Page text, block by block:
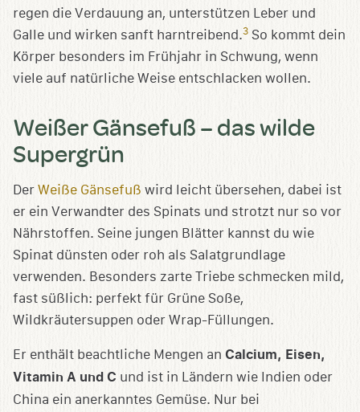
regen die Verdauung an, unterstützen Leber und
Galle und wirken sanft harntreibend.3 So kommt dein
Körper besonders im Frühjahr in Schwung, wenn
viele auf natürliche Weise entschlacken wollen.
Weißer Gänsefuß – das wilde
Supergrün
Der Weiße Gänsefuß wird leicht übersehen, dabei ist
er ein Verwandter des Spinats und strotzt nur so vor
Nährstoffen. Seine jungen Blätter kannst du wie
Spinat dünsten oder roh als Salatgrundlage
verwenden. Besonders zarte Triebe schmecken mild,
fast süßlich: perfekt für Grüne Soße,
Wildkräutersuppen oder Wrap-Füllungen.
Er enthält beachtliche Mengen an Calcium, Eisen,
Vitamin A und C und ist in Ländern wie Indien oder
China ein anerkanntes Gemüse. Nur bei